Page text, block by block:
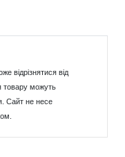
відрізнятися від
товару можуть
Сайт не несе